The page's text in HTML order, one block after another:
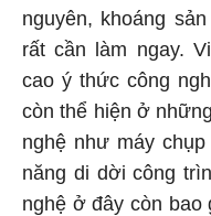
nguyên, khoáng
rất cần làm ngay.
cao ý thức công
còn thể hiện ở
nghệ như máy
năng di dời công
nghệ ở đây còn bao